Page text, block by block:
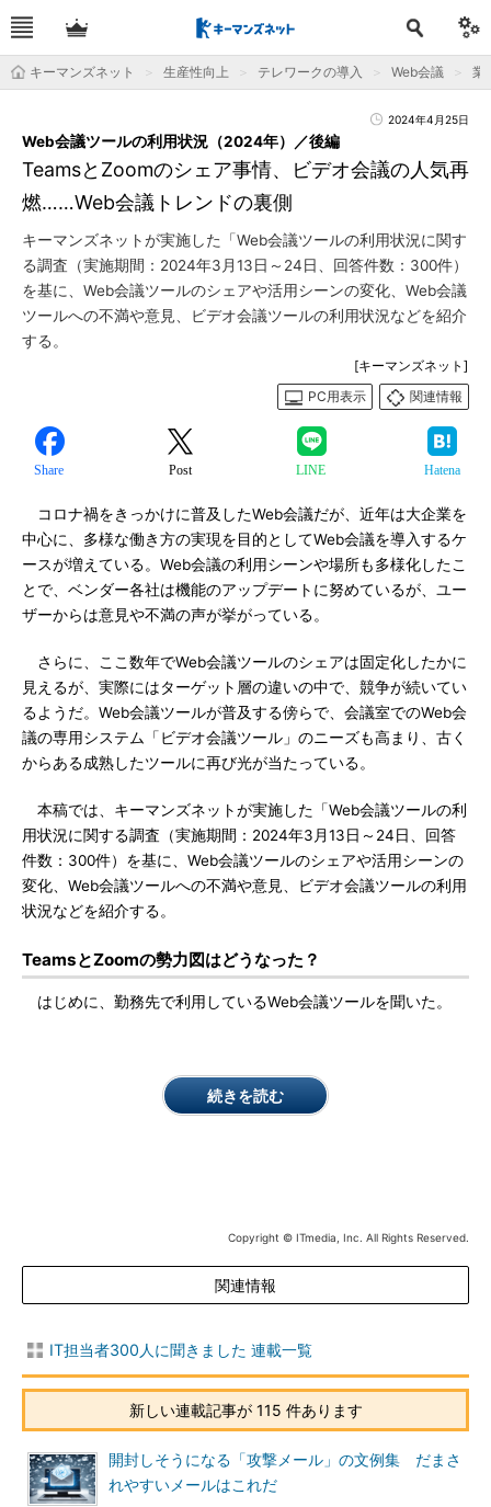
キーマンズネット 生産性向上 テレワークの導入 Web会議 業
2024年4月25日
TeamsとZoomのシェア事情、ビデオ会議の人気再
燃……Web会議トレンドの裏側
Web会議ツールの利用状況（2024年）／後編
キーマンズネットが実施した「Web会議ツールの利用状況に関す
る調査（実施期間：2024年3月13日～24日、回答件数：300件）
を基に、Web会議ツールのシェアや活用シーンの変化、Web会議
ツールへの不満や意見、ビデオ会議ツールの利用状況などを紹介
する。
[キーマンズネット]
PC用表示
関連情報
Share Post LINE Hatena
コロナ禍をきっかけに普及したWeb会議だが、近年は大企業を
中心に、多様な働き方の実現を目的としてWeb会議を導入するケ
ースが増えている。Web会議の利用シーンや場所も多様化したこ
とで、ベンダー各社は機能のアップデートに努めているが、ユー
ザーからは意見や不満の声が挙がっている。
さらに、ここ数年でWeb会議ツールのシェアは固定化したかに
見えるが、実際にはターゲット層の違いの中で、競争が続いてい
るようだ。Web会議ツールが普及する傍らで、会議室でのWeb会
議の専用システム「ビデオ会議ツール」のニーズも高まり、古く
からある成熟したツールに再び光が当たっている。
本稿では、キーマンズネットが実施した「Web会議ツールの利
用状況に関する調査（実施期間：2024年3月13日～24日、回答
件数：300件）を基に、Web会議ツールのシェアや活用シーンの
変化、Web会議ツールへの不満や意見、ビデオ会議ツールの利用
状況などを紹介する。
TeamsとZoomの勢力図はどうなった？
はじめに、勤務先で利用しているWeb会議ツールを聞いた。
続きを読む
Copyright © ITmedia, Inc. All Rights Reserved.
関連情報
IT担当者300人に聞きました 連載一覧
新しい連載記事が 115 件あります
開封しそうになる「攻撃メール」の文例集 だまさ
れやすいメールはこれだ